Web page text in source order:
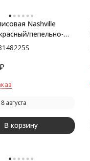
Nashville
пепельно-
₽
августа
В корзину